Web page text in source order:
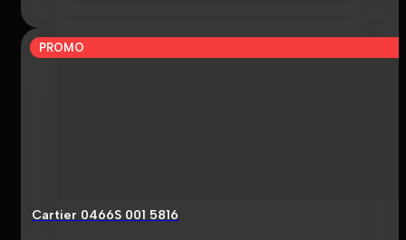
PROMO
Cartier 0466S 001 5816